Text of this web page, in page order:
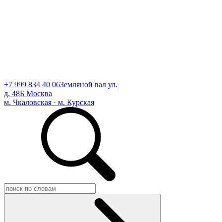
+7 999 834 40 06Земляной вал ул.
д. 48Б Москва
м. Чкаловская · м. Курская